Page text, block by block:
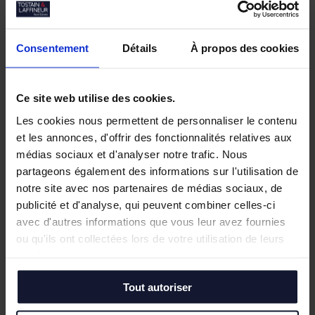
Consentement Détails À propos des cookies
Ce site web utilise des cookies.
Les cookies nous permettent de personnaliser le contenu
et les annonces, d'offrir des fonctionnalités relatives aux
médias sociaux et d'analyser notre trafic. Nous
partageons également des informations sur l'utilisation de
notre site avec nos partenaires de médias sociaux, de
publicité et d'analyse, qui peuvent combiner celles-ci
avec d'autres informations que vous leur avez fournies
ou qu'ils ont collectées lors de votre utilisation de leurs
Tout autoriser
Nos biens similaires
VILLENEUVE D'ASCQ